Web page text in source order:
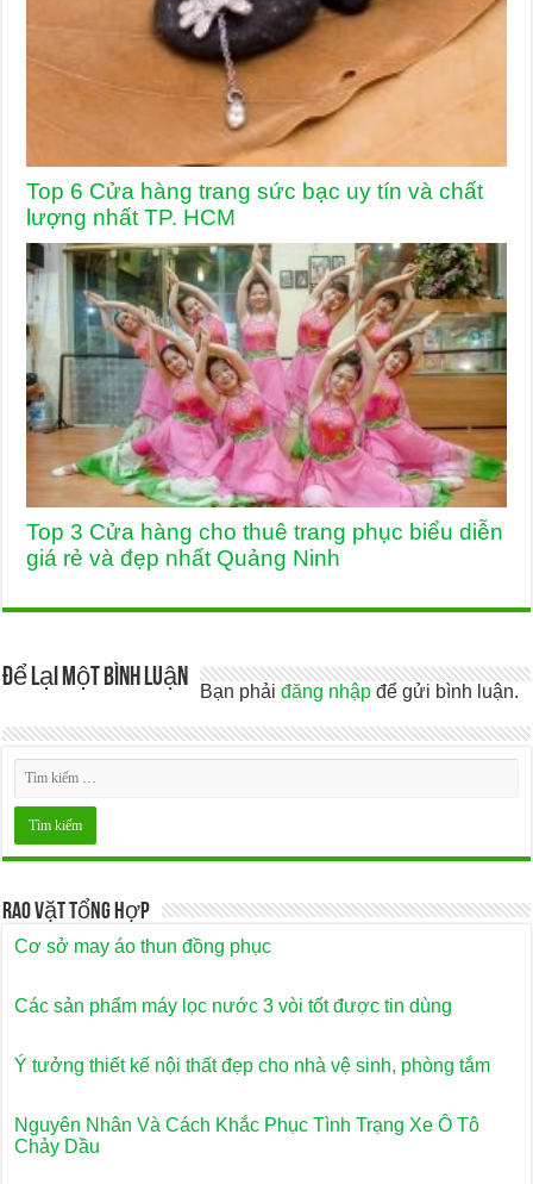
Top 6 Cửa hàng trang sức bạc uy tín và chất
lượng nhất TP. HCM
Top 3 Cửa hàng cho thuê trang phục biểu diễn
giá rẻ và đẹp nhất Quảng Ninh
Để lại một bình luận Bạn phảiđăng nhập để gửi bình luận.
Rao Vặt Tổng Hợp
Cơ sở may áo thun đồng phục
Các sản phẩm máy lọc nước 3 vòi tốt được tin dùng
Ý tưởng thiết kế nội thất đẹp cho nhà vệ sinh, phòng tắm
Nguyên Nhân Và Cách Khắc Phục Tình Trạng Xe Ô Tô
Chảy Dầu